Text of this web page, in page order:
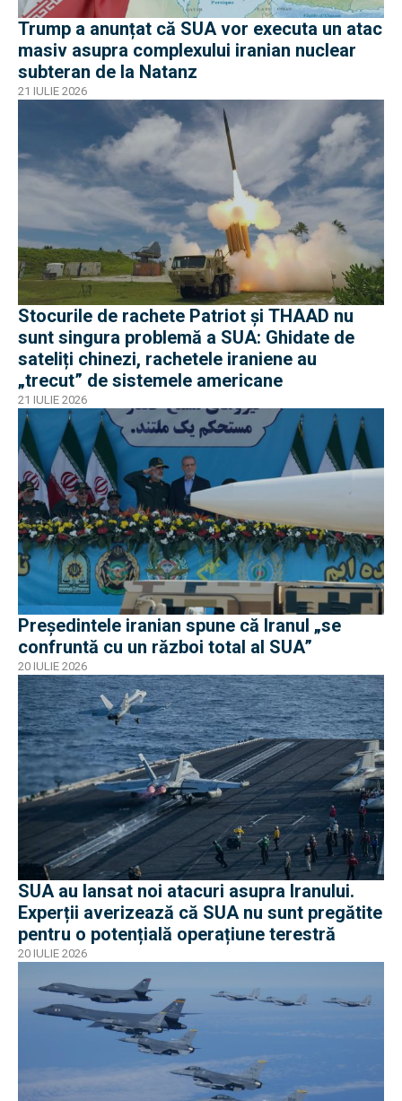
Trump a anunțat că SUA vor executa un atac
masiv asupra complexului iranian nuclear
subteran de la Natanz
21 IULIE 2026
Stocurile de rachete Patriot și THAAD nu
sunt singura problemă a SUA: Ghidate de
sateliți chinezi, rachetele iraniene au
„trecut” de sistemele americane
21 IULIE 2026
Președintele iranian spune că Iranul „se
confruntă cu un război total al SUA”
20 IULIE 2026
SUA au lansat noi atacuri asupra Iranului.
Experții averizează că SUA nu sunt pregătite
pentru o potențială operațiune terestră
20 IULIE 2026